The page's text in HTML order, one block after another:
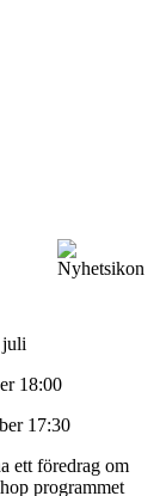
juli
18:00
17:30
ett föredrag om
programmet